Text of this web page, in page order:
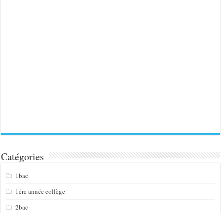
Catégories
1bac
1ére année collège
2bac